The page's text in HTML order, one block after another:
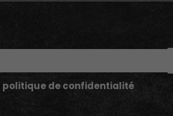
politique de confidentialité